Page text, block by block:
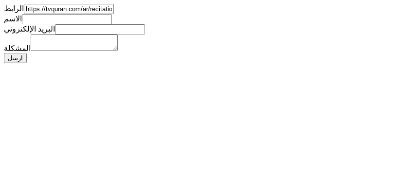
الرابط
الاسم
البريد الإلكتروني
المشكلة
ارسل